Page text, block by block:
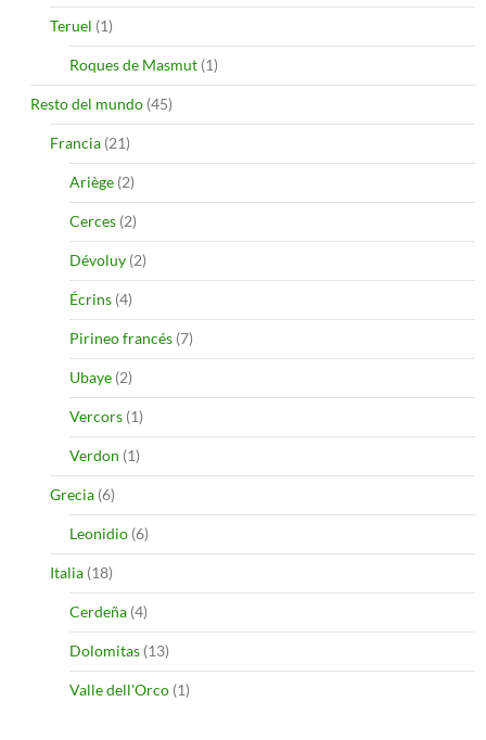
Teruel (1)
Roques de Masmut (1)
Resto del mundo (45)
Francia (21)
Ariège (2)
Cerces (2)
Dévoluy (2)
Écrins (4)
Pirineo francés (7)
Ubaye (2)
Vercors (1)
Verdon (1)
Grecia (6)
Leonidio (6)
Italia (18)
Cerdeña (4)
Dolomitas (13)
Valle dell'Orco (1)